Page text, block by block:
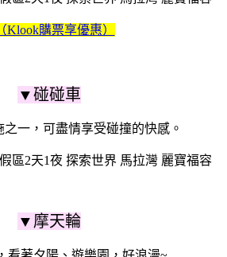
（Klook購票享優惠）
▼碰碰車
一，可盡情享受碰撞的快感。
▼摩天輪